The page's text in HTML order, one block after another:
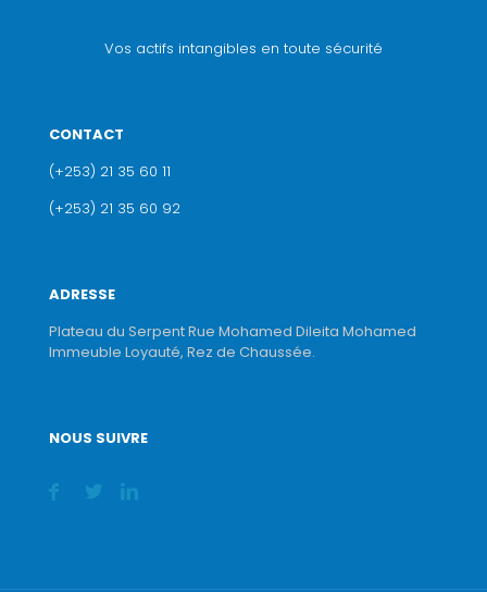
Vos actifs intangibles en toute sécurité
CONTACT
(+253) 21 35 60 11
(+253) 21 35 60 92
ADRESSE
Plateau du Serpent Rue Mohamed Dileita Mohamed
Immeuble Loyauté, Rez de Chaussée.
NOUS SUIVRE